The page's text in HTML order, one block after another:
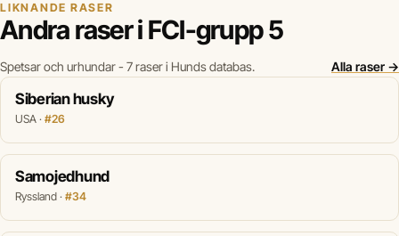
LIKNANDE RASER
Andra raser i FCI-grupp 5
Spetsar och urhundar - 7 raser i Hunds databas. Alla raser →
Siberian husky
USA · #26
Samojedhund
Ryssland · #34